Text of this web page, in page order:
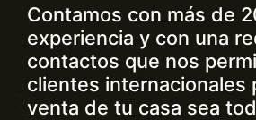
Contamos con más de
experiencia y con una
contactos que nos
clientes internacionales
venta de tu casa sea